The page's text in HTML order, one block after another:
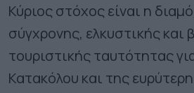
Κύριος στόχος είναι η
σύγχρονης, ελκυστικής και
τουριστικής ταυτότητας
Κατακόλου και της